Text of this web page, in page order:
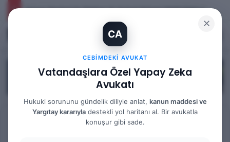
✕
CA
CEBIMDEKI AVUKAT
Vatandaşlara Özel Yapay Zeka
Avukatı
Hukuki sorununu gündelik diliyle anlat, kanun maddesi ve
Yargıtay kararıyla destekli yol haritanı al. Bir avukatla
konuşur gibi sade.
İhtiyaç Nedeniyle Tahliye: 9. Hukuk Dairesi 2025/7083 K.
Bilgi Bankası/ İş Hukuku